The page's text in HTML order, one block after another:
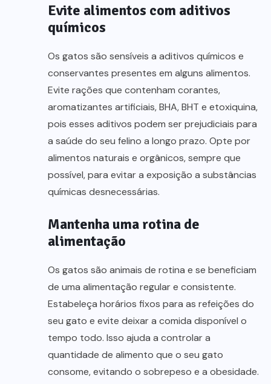
Evite alimentos com aditivos
químicos
Os gatos são sensíveis a aditivos químicos e
conservantes presentes em alguns alimentos.
Evite rações que contenham corantes,
aromatizantes artificiais, BHA, BHT e etoxiquina,
pois esses aditivos podem ser prejudiciais para
a saúde do seu felino a longo prazo. Opte por
alimentos naturais e orgânicos, sempre que
possível, para evitar a exposição a substâncias
químicas desnecessárias.
Mantenha uma rotina de
alimentação
Os gatos são animais de rotina e se beneficiam
de uma alimentação regular e consistente.
Estabeleça horários fixos para as refeições do
seu gato e evite deixar a comida disponível o
tempo todo. Isso ajuda a controlar a
quantidade de alimento que o seu gato
consome, evitando o sobrepeso e a obesidade.